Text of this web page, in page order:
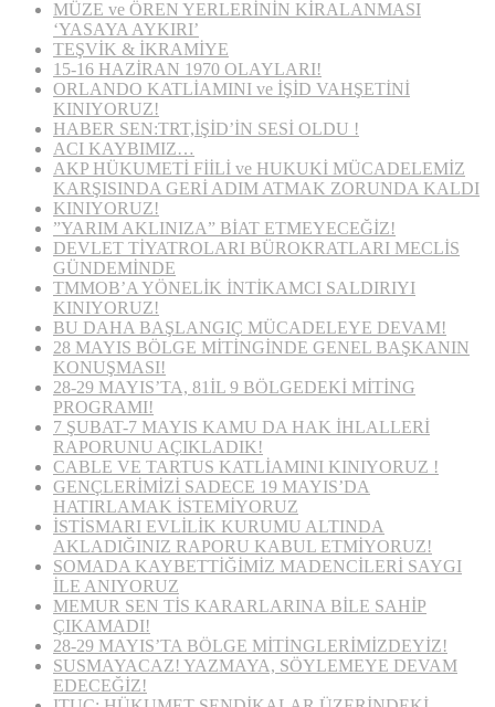
MÜZE ve ÖREN YERLERİNİN KİRALANMASI
‘YASAYA AYKIRI’
TEŞVİK & İKRAMİYE
15-16 HAZİRAN 1970 OLAYLARI!
ORLANDO KATLİAMINI ve İŞİD VAHŞETİNİ
KINIYORUZ!
HABER SEN:TRT,İŞİD’İN SESİ OLDU !
ACI KAYBIMIZ…
AKP HÜKUMETİ FİİLİ ve HUKUKİ MÜCADELEMİZ
KARŞISINDA GERİ ADIM ATMAK ZORUNDA KALDI
KINIYORUZ!
”YARIM AKLINIZA” BİAT ETMEYECEĞİZ!
DEVLET TİYATROLARI BÜROKRATLARI MECLİS
GÜNDEMİNDE
TMMOB’A YÖNELİK İNTİKAMCI SALDIRIYI
KINIYORUZ!
BU DAHA BAŞLANGIÇ MÜCADELEYE DEVAM!
28 MAYIS BÖLGE MİTİNGİNDE GENEL BAŞKANIN
KONUŞMASI!
28-29 MAYIS’TA, 81İL 9 BÖLGEDEKİ MİTİNG
PROGRAMI!
7 ŞUBAT-7 MAYIS KAMU DA HAK İHLALLERİ
RAPORUNU AÇIKLADIK!
CABLE VE TARTUS KATLİAMINI KINIYORUZ !
GENÇLERİMİZİ SADECE 19 MAYIS’DA
HATIRLAMAK İSTEMİYORUZ
İSTİSMARI EVLİLİK KURUMU ALTINDA
AKLADIĞINIZ RAPORU KABUL ETMİYORUZ!
SOMADA KAYBETTİĞİMİZ MADENCİLERİ SAYGI
İLE ANIYORUZ
MEMUR SEN TİS KARARLARINA BİLE SAHİP
ÇIKAMADI!
28-29 MAYIS’TA BÖLGE MİTİNGLERİMİZDEYİZ!
SUSMAYACAZ! YAZMAYA, SÖYLEMEYE DEVAM
EDECEĞİZ!